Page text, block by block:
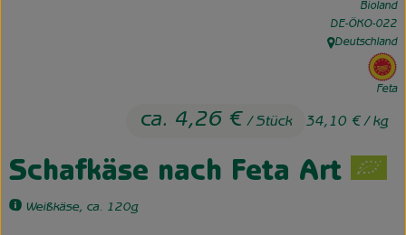
Schafkäse nach Feta Art
Weißkäse, ca. 120g
ca. 4,26 €/ Stück 34,10 €/ kg
Bioland
, Kontrollstelle:
DE-ÖKO-022
, Herkunft:
Deutschland
,
Feta